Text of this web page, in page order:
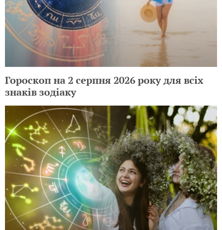
Гороскоп на 2 серпня 2026 року для всіх
знаків зодіаку